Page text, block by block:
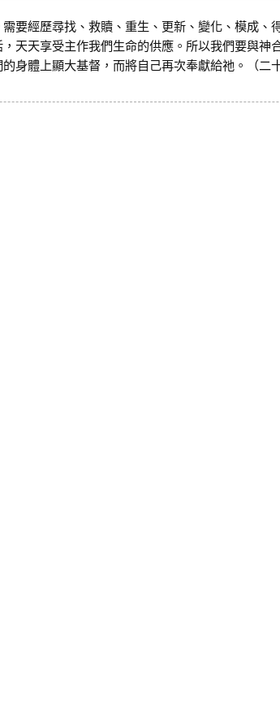
要經歷尋找、救贖、重生、更新、變化、模成、
天天享受主作我們生命的供應。所以我們要與神
身體上顯大基督，而將自己再次奉獻給祂。（二